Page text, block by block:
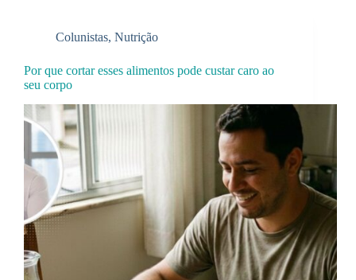
Colunistas, Nutrição
Por que cortar esses alimentos pode custar caro ao
seu corpo